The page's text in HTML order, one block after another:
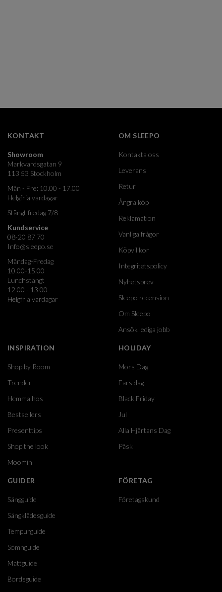
KONTAKT
Showroom
Markvardsgatan 9
113 53 Stockholm
Mån - Fre: 10.00 - 17.00
Helgfria vardagar
Stängt fredag 7/8
Kundservice
08-20 87 70
Info@sleepo.se
Måndag-Fredag
10.00-15.00
Lunchstängt
12.00 - 13.00
Helgfria vardagar
OM SLEEPO
Kontakta oss
Leverans
Retur
Ångra köp
Reklamation
Vanliga frågor
Köpvillkor
Integritetspolicy
Nyhetsbrev
Sleepo recension
Om Sleepo
Ansök lediga jobb
INSPIRATION
Shop by Room
Trender
Hemma hos
Bestsellers
Presenttips
Shop the look
Moomin
HOLIDAY
Mors Dag
Fars dag
Black Friday
Jul
Alla Hjärtans Dag
Påsk
GUIDER
Sängguide
Sängklädesguide
Tempurguide
Sömnguide
Mattguide
Bordsguide
FÖRETAG
Företagskund